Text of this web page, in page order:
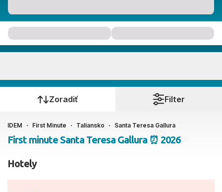
Kedy cestujete?
Ako cestujete?
2 dospelí, 0 deti
Zoradiť Filter
IDEM First Minute Taliansko Santa Teresa Gallura
First minute Santa Teresa Gallura ⏰ 2026
Hotely